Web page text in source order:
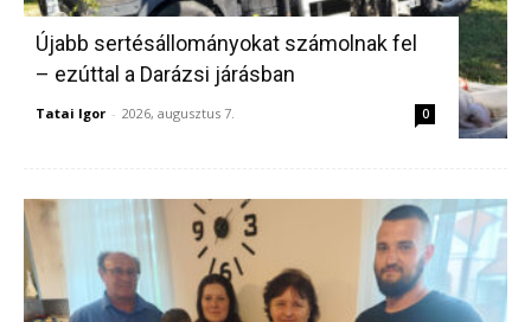
Újabb sertésállományokat számolnak fel
– ezúttal a Darázsi járásban
Tatai Igor - 2026, augusztus 7. 0